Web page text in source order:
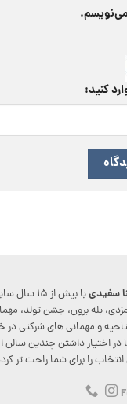
کنید:
سفیدی
با بیش از
بله برون، جشن تولد،
و مهمانی های
در اختیار داشتن چندین
انتخاب را برای شما راحت تر